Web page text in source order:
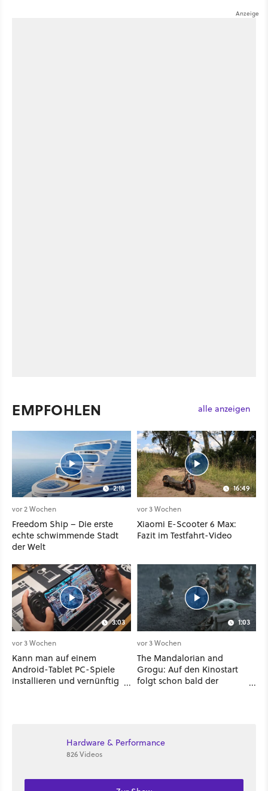
EMPFOHLEN alle anzeigen
2:18
vor 2 Wochen
Freedom Ship – Die erste
echte schwimmende Stadt
der Welt
16:49
vor 3 Wochen
Xiaomi E-Scooter 6 Max:
Fazit im Testfahrt-Video
3:03
vor 3 Wochen
Kann man auf einem
Android-Tablet PC-Spiele
installieren und vernünftig
1:03
vor 3 Wochen
The Mandalorian and
Grogu: Auf den Kinostart
folgt schon bald der
Hardware & Performance
826 Videos